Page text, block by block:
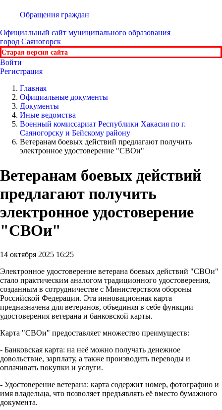
Обращения граждан
Официальный сайт муниципального образования
город Саяногорск
Старая версия сайта
Войти
Регистрация
Главная
Официальные документы
Документы
Иные ведомства
Военный комиссариат Республики Хакасия по г.
Саяногорску и Бейскому району
Ветеранам боевых действий предлагают получить
электронное удостоверение "СВОи"
Ветеранам боевых действий
предлагают получить
электронное удостоверение
"СВОи"
14 октября 2025 16:25
Электронное удостоверение ветерана боевых действий "СВОи"
стало практическим аналогом традиционного удостоверения,
созданным в сотрудничестве с Министерством обороны
Российской Федерации. Эта инновационная карта
предназначена для ветеранов, объединяя в себе функции
удостоверения ветерана и банковской карты.
Карта "СВОи" предоставляет множество преимуществ:
- Банковская карта: на неё можно получать денежное
довольствие, зарплату, а также производить переводы и
оплачивать покупки и услуги.
- Удостоверение ветерана: карта содержит номер, фотографию и
имя владельца, что позволяет предъявлять её вместо бумажного
документа.